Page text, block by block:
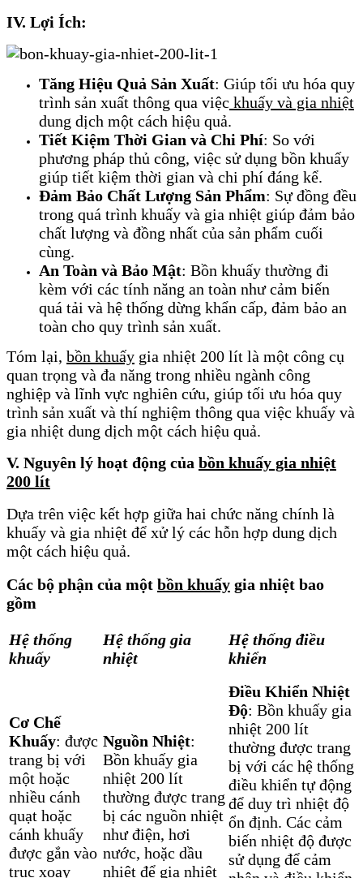
IV. Lợi Ích:
Tăng Hiệu Quả Sản Xuất: Giúp tối ưu hóa quy
trình sản xuất thông qua việc khuấy và gia nhiệt
dung dịch một cách hiệu quả.
Tiết Kiệm Thời Gian và Chi Phí: So với
phương pháp thủ công, việc sử dụng bồn khuấy
giúp tiết kiệm thời gian và chi phí đáng kể.
Đảm Bảo Chất Lượng Sản Phẩm: Sự đồng đều
trong quá trình khuấy và gia nhiệt giúp đảm bảo
chất lượng và đồng nhất của sản phẩm cuối
cùng.
An Toàn và Bảo Mật: Bồn khuấy thường đi
kèm với các tính năng an toàn như cảm biến
quá tải và hệ thống dừng khẩn cấp, đảm bảo an
toàn cho quy trình sản xuất.
Tóm lại, bồn khuấy gia nhiệt 200 lít là một công cụ
quan trọng và đa năng trong nhiều ngành công
nghiệp và lĩnh vực nghiên cứu, giúp tối ưu hóa quy
trình sản xuất và thí nghiệm thông qua việc khuấy và
gia nhiệt dung dịch một cách hiệu quả.
V. Nguyên lý hoạt động của bồn khuấy gia nhiệt
200 lít
Dựa trên việc kết hợp giữa hai chức năng chính là
khuấy và gia nhiệt để xử lý các hỗn hợp dung dịch
một cách hiệu quả.
Các bộ phận của một bồn khuấy gia nhiệt bao
gồm
Hệ thống
khuấy
Hệ thống gia
nhiệt
Hệ thống điều
khiển
Cơ Chế
Khuấy: được
trang bị với
một hoặc
nhiều cánh
quạt hoặc
cánh khuấy
được gắn vào
trục xoay
Nguồn Nhiệt:
Bồn khuấy gia
nhiệt 200 lít
thường được trang
bị các nguồn nhiệt
như điện, hơi
nước, hoặc dầu
nhiệt để gia nhiệt
Điều Khiển Nhiệt
Độ: Bồn khuấy gia
nhiệt 200 lít
thường được trang
bị với các hệ thống
điều khiển tự động
để duy trì nhiệt độ
ổn định. Các cảm
biến nhiệt độ được
sử dụng để cảm